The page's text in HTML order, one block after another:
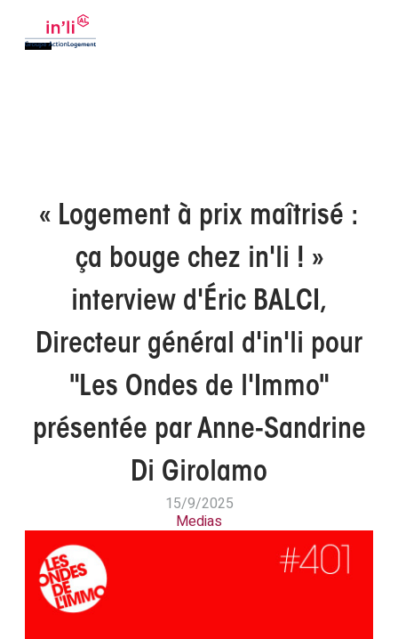
« Logement à prix maîtrisé :
ça bouge chez in'li ! »
interview d'Éric BALCI,
Directeur général d'in'li pour
"Les Ondes de l'Immo"
présentée par Anne-Sandrine
Di Girolamo
15/9/2025
Medias